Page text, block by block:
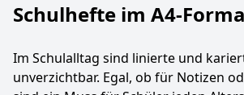
Schulhefte im A4-
Im Schulalltag sind linierte und
unverzichtbar. Egal, ob für Notizen